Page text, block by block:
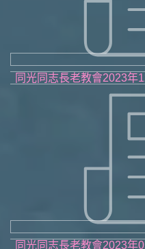
同光同志長老教會2023年
同光同志長老教會2023年